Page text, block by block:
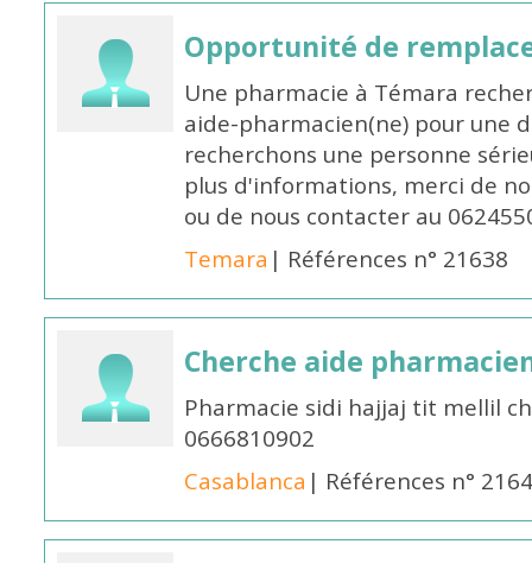
Opportunité de
Une pharmacie à Témara
aide-pharmacien(ne) pour une
recherchons une personne
plus d'informations, merci de
ou de nous contacter au
Temara | Références n° 21638
Cherche aide
Pharmacie sidi hajjaj tit mellil
0666810902
Casablanca | Références n°